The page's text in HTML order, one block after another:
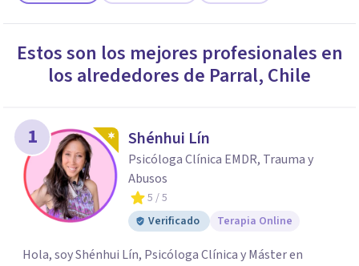
Estos son los mejores profesionales en
los alrededores de Parral, Chile
1 Shénhui Lín
Psicóloga Clínica EMDR, Trauma y
Abusos
5 / 5
Verificado
Terapia Online
Hola, soy Shénhui Lín, Psicóloga Clínica y Máster en